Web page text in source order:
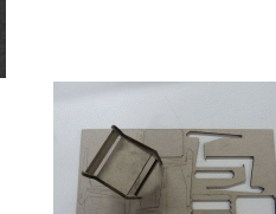
son
habitation
son
habitation